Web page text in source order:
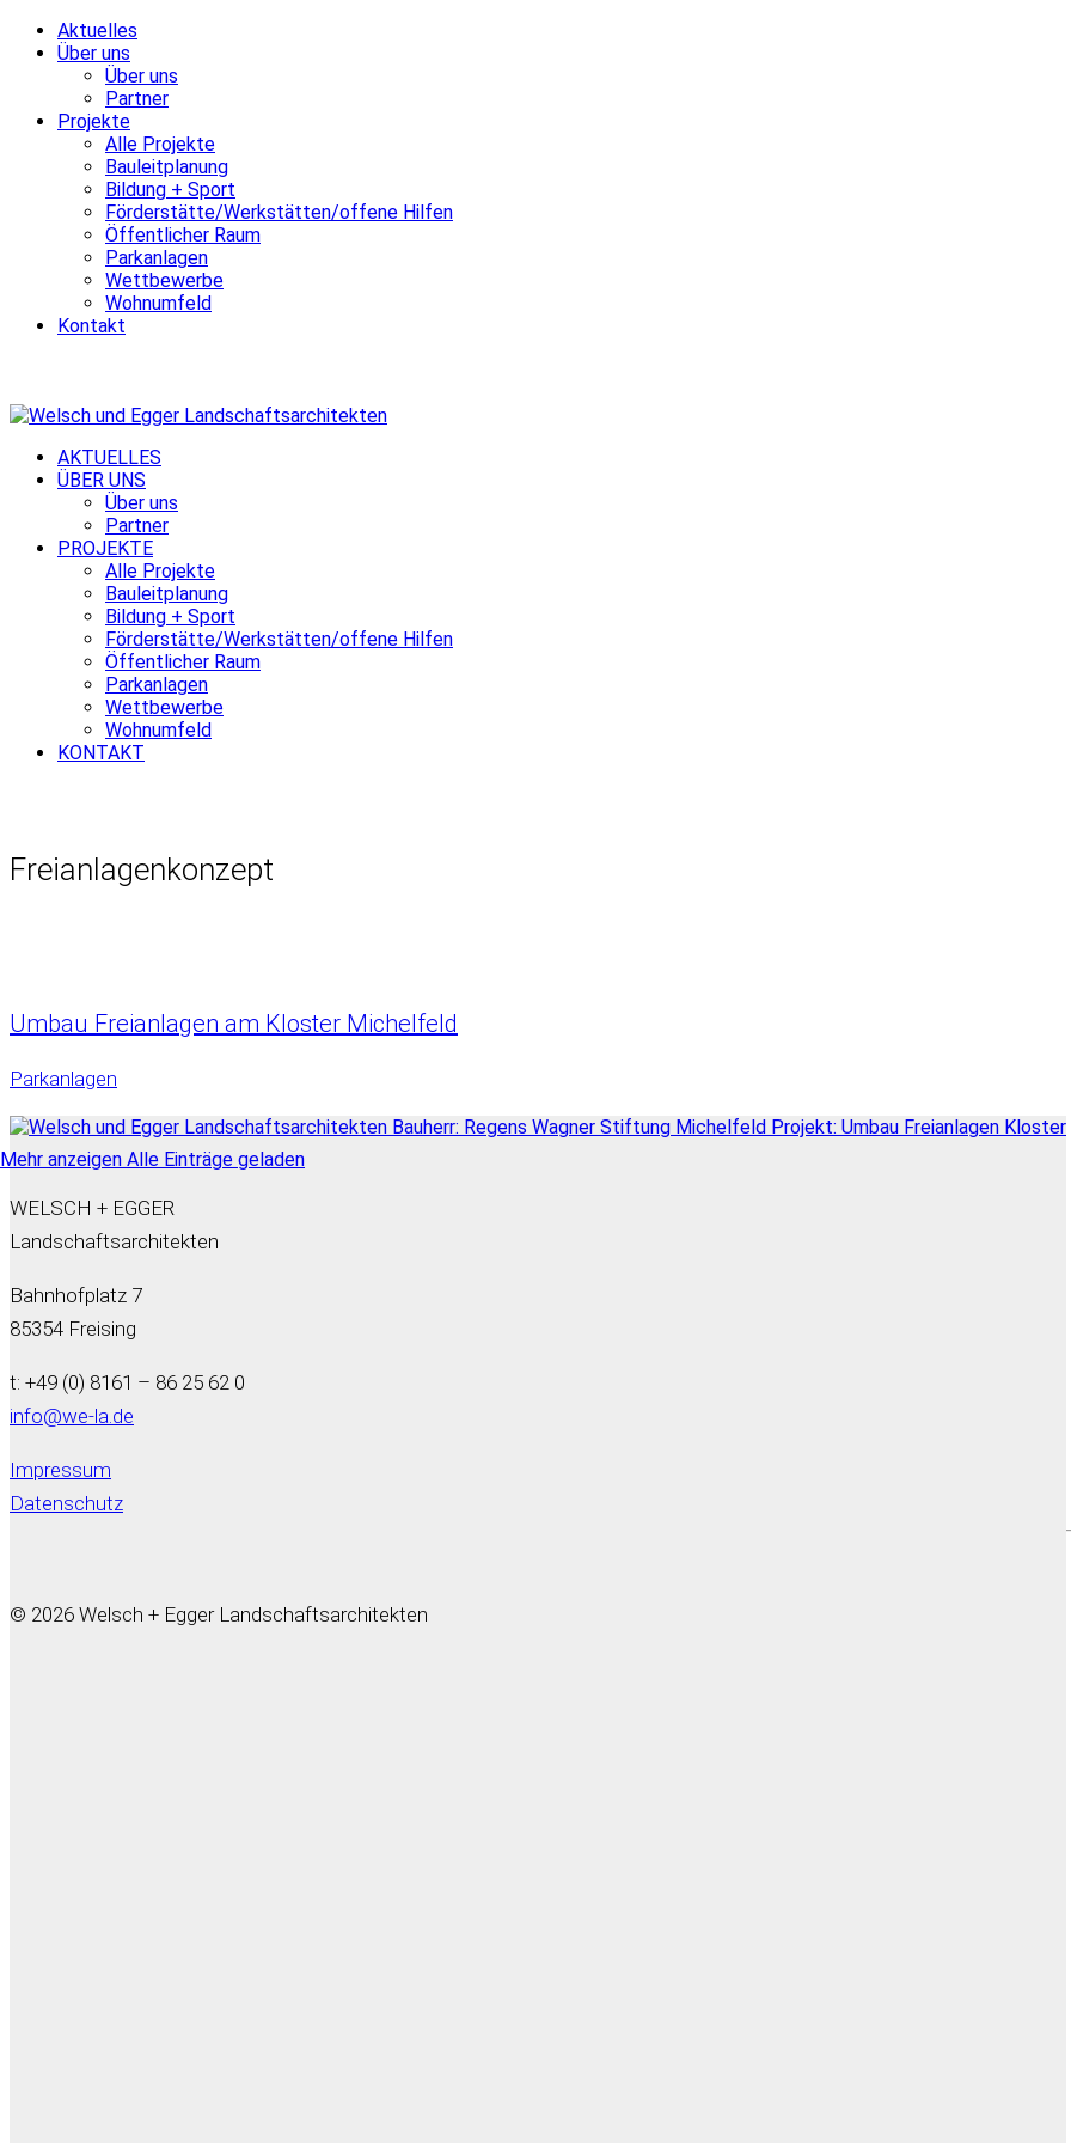
Aktuelles
Über uns
Über uns
Partner
Projekte
Alle Projekte
Bauleitplanung
Bildung + Sport
Förderstätte/Werkstätten/offene Hilfen
Öffentlicher Raum
Parkanlagen
Wettbewerbe
Wohnumfeld
Kontakt
AKTUELLES
ÜBER UNS
Über uns
Partner
PROJEKTE
Alle Projekte
Bauleitplanung
Bildung + Sport
Förderstätte/Werkstätten/offene Hilfen
Öffentlicher Raum
Parkanlagen
Wettbewerbe
Wohnumfeld
KONTAKT
Freianlagenkonzept
Umbau Freianlagen am Kloster Michelfeld
Parkanlagen
Mehr anzeigen Alle Einträge geladen
WELSCH + EGGER
Landschaftsarchitekten
Bahnhofplatz 7
85354 Freising
t: +49 (0) 8161 – 86 25 62 0
info@we-la.de
Impressum
Datenschutz
© 2026 Welsch + Egger Landschaftsarchitekten